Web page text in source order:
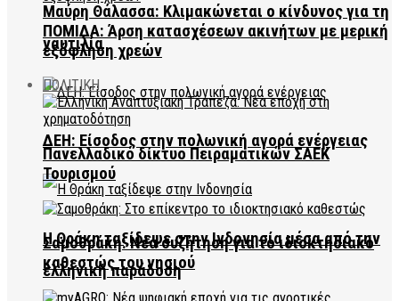
Μαύρη Θάλασσα: Κλιμακώνεται ο κίνδυνος για τη
ναυτιλία
ΔΕΗ: Είσοδος στην πολωνική αγορά ενέργειας
Η Θράκη ταξίδεψε στην Ινδονησία μέσα από την
ελληνική παράδοση
ΠΟΜΙΔΑ: Άρση κατασχέσεων ακινήτων με μερική
εξόφληση χρεών
ΠΟΛΙΤΙΚΗ
Πανελλαδικό δίκτυο Πειραματικών ΣΑΕΚ
Τουρισμού
Σαμοθράκη: Νέα συζήτηση για το ιδιοκτησιακό
καθεστώς του νησιού